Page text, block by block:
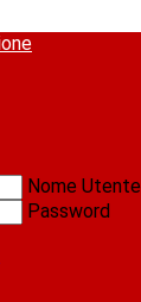
Nome Utente
Password